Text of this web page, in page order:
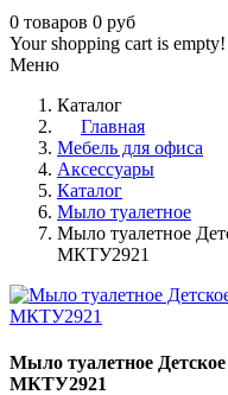
0 товаров 0 руб
Your shopping cart is empty!
Меню
Каталог
Главная
Мебель для офиса
Аксессуары
Каталог
Мыло туалетное
Мыло туалетное
МКТУ2921
Мыло туалетное
МКТУ2921